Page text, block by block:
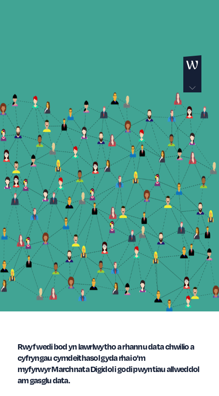
Rwyf wedi bod yn lawrlwytho a rhannu data chwilio a
cyfryngau cymdeithasol gyda rhai o'm
myfyrwyrMarchnata Digidoli godi pwyntiau allweddol
am gasglu data.